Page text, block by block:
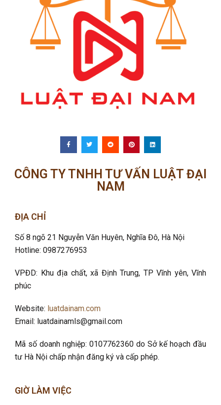
CÔNG TY TNHH TƯ VẤN LUẬT ĐẠI
NAM
ĐỊA CHỈ
Số 8 ngõ 21 Nguyễn Văn Huyên, Nghĩa Đô, Hà Nội
Hotline: 0987276953
VPĐD: Khu địa chất, xã Định Trung, TP Vĩnh yên, Vĩnh
phúc
Website: luatdainam.com
Email: luatdainamls@gmail.com
Mã số doanh nghiệp: 0107762360 do Sở kế hoạch đầu
tư Hà Nội chấp nhận đăng ký và cấp phép.
GIỜ LÀM VIỆC